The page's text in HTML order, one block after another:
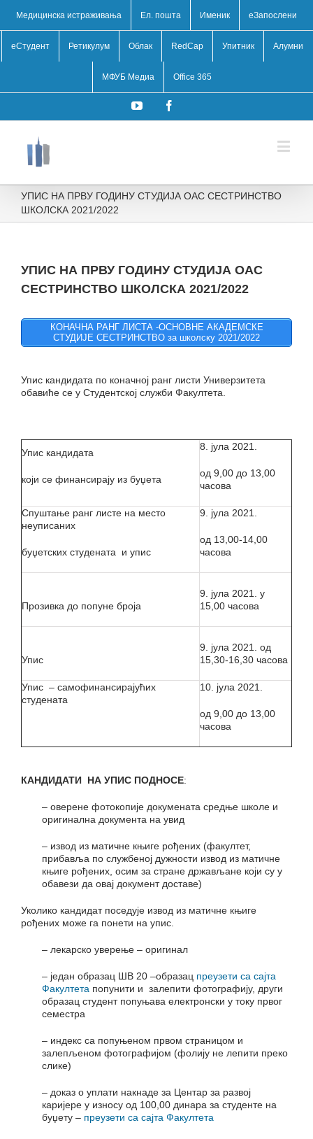
Медицинска истраживања Ел. пошта Именик eЗапослени
еСтудент Ретикулум Облак RedCap Упитник Алумни
МФУБ Медиа Office 365
YouTube
УПИС НА ПРВУ ГОДИНУ СТУДИЈА ОАС СЕСТРИНСТВО
ШКОЛСКА 2021/2022
УПИС НА ПРВУ ГОДИНУ СТУДИЈА ОАС
СЕСТРИНСТВО ШКОЛСКА 2021/2022
КОНАЧНА РАНГ ЛИСТА -ОСНОВНЕ АКАДЕМСКЕ
СТУДИЈЕ СЕСТРИНСТВО за школску 2021/2022
Упис кандидата по коначној ранг листи Универзитета
обавиће се у Студентској служби Факултета.
Упис кандидата
који се финансирају из буџета
8. јула 2021.
од 9,00 до 13,00
часова
Спуштање ранг листе на место
неуписаних
буџетских студената и упис
9. јула 2021.
од 13,00-14,00
часова
Прозивка до попуне броја
9. јула 2021. у
15,00 часова
Упис
9. јула 2021. од
15,30-16,30 часова
Упис – самофинансирајућих
студената
10. јула 2021.
од 9,00 до 13,00
часова
КАНДИДАТИ НА УПИС ПОДНОСЕ:
– оверене фотокопије докумената средње школе и
оригинална документа на увид
– извод из матичне књиге рођених (факултет,
прибавља по службеној дужности извод из матичне
књиге рођених, осим за стране држављане који су у
обавези да овај документ доставе)
Уколико кандидат поседује извод из матичне књиге
рођених може га понети на упис.
– лекарско уверење – оригинал
– један образац ШВ 20 –образац преузети са сајта
Факултета попунити и залепити фотографију, други
образац студент попуњава електронски у току првог
семестра
– индекс са попуњеном првом страницом и
залепљеном фотографијом (фолију не лепити преко
слике)
– доказ о уплати накнаде за Центар за развој
каријере у износу од 100,00 динара за студенте на
буџету – преузети са сајта Факултета